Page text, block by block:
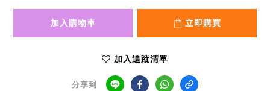
加入購物車 立即購買
加入追蹤清單
分享到